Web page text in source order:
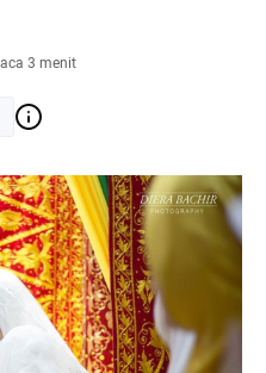
3 menit